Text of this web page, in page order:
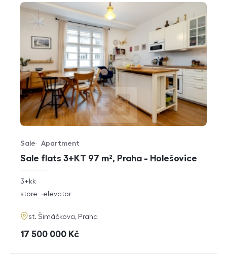
Sale flats 3+KT 97 m², Praha - Holešovice
Offer type
Sale
Property type
Apartment
rozměry
disposition
3+kk
funkce
store elevator
adresa
st. Šimáčkova, Praha
cena
17 500 000 Kč